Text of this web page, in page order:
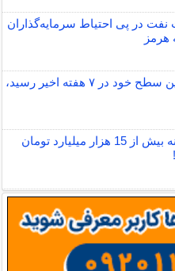
در پی احتیاط سرمایه‌گذاران
هرمز
در ۷ هفته اخیر رسید،
در سال 1404 روزانه بیش از 15 هزار میلیارد تومان